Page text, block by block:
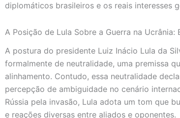
diplomáticos brasileiros e os reais interesses
A Posição de Lula Sobre a Guerra na
A postura do presidente Luiz Inácio Lula da
formalmente de neutralidade, uma premissa
alinhamento. Contudo, essa neutralidade
percepção de ambiguidade no cenário
Rússia pela invasão, Lula adota um tom que
e reações diversas entre aliados e oponentes.